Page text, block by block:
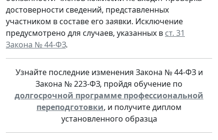
достоверности сведений, представленных
участником в составе его заявки. Исключение
предусмотрено для случаев, указанных в ст. 31
Закона № 44-ФЗ.
Узнайте последние изменения Закона № 44-ФЗ и
Закона № 223-ФЗ, пройдя обучение по
долгосрочной программе профессиональной
переподготовки, и получите диплом
установленного образца